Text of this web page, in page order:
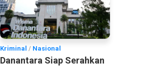
Kriminal / Nasional
Danantara Siap Serahkan